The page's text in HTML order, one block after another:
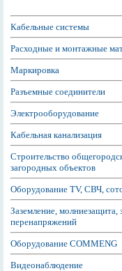
Кабельные системы
Расходные и монтажные
Маркировка
Разъемные соединители
Электрооборудование
Кабельная канализация
Строительство
загородных объектов
Оборудование TV, СВЧ,
Заземление, молниезащита,
перенапряжений
Оборудование COMMENG
Видеонаблюдение